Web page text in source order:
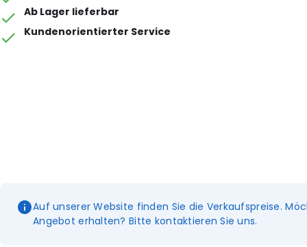
Ab Lager lieferbar
Kundenorientierter Service
Auf unserer Website finden Sie die Verkaufspreise.
Angebot erhalten? Bitte kontaktieren Sie uns.